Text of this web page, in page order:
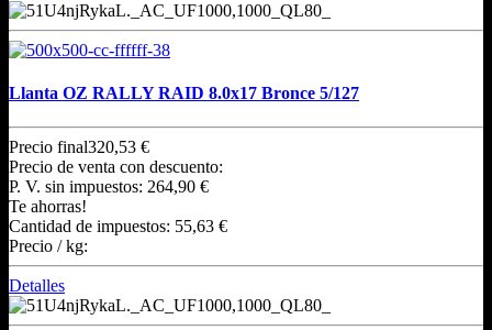
Llanta OZ RALLY RAID 8.0x17 Bronce 5/127
Precio final320,53 €
Precio de venta con descuento:
P. V. sin impuestos: 264,90 €
Te ahorras!
Cantidad de impuestos: 55,63 €
Precio / kg:
Detalles